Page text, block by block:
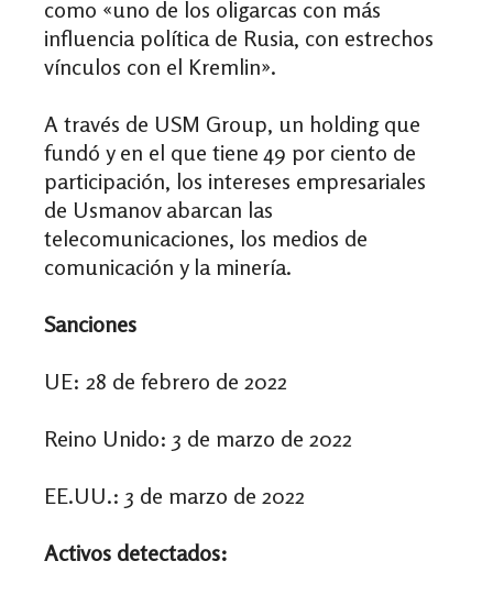
como «uno de los oligarcas con más
influencia política de Rusia, con estrechos
vínculos con el Kremlin».
A través de USM Group, un holding que
fundó y en el que tiene 49 por ciento de
participación, los intereses empresariales
de Usmanov abarcan las
telecomunicaciones, los medios de
comunicación y la minería.
Sanciones
UE: 28 de febrero de 2022
Reino Unido: 3 de marzo de 2022
EE.UU.: 3 de marzo de 2022
Activos detectados: